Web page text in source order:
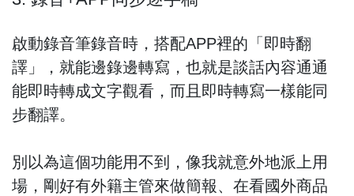
啟動錄音筆錄音時，搭配APP裡的「即時翻
譯」，就能邊錄邊轉寫，也就是談話內容通通
能即時轉成文字觀看，而且即時轉寫一樣能同
步翻譯。
別以為這個功能用不到，像我就意外地派上用
場，剛好有外籍主管來做簡報、在看國外商品